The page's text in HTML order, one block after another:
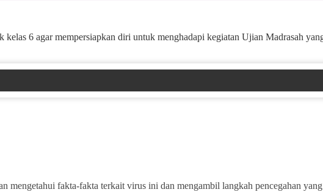
6 agar mempersiapkan diri untuk menghadapi kegiatan Ujian Madrasah
fakta-fakta terkait virus ini dan mengambil langkah pencegahan